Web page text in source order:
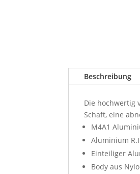
Beschreibung
Die hochwertig
Schaft, eine
M4A1
Aluminium
Einteiliger
Body aus